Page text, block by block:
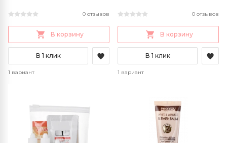
0 отзывов
В корзину
В 1 клик
1 вариант
0 отзывов
В корзину
В 1 клик
1 вариант